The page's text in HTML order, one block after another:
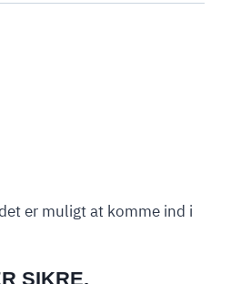
er muligt at komme ind i
SIKRE.